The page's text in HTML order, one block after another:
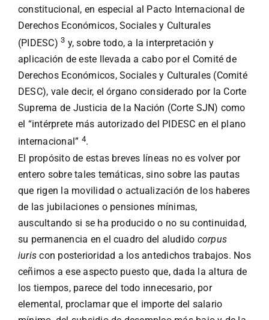
constitucional, en especial al Pacto Internacional de
Derechos Económicos, Sociales y Culturales
(PIDESC)3 y, sobre todo, a la interpretación y
aplicación de este llevada a cabo por el Comité de
Derechos Económicos, Sociales y Culturales (Comité
DESC), vale decir, el órgano considerado por la Corte
Suprema de Justicia de la Nación (Corte SJN) como
el “intérprete más autorizado del PIDESC en el plano
internacional” 4.
El propósito de estas breves líneas no es volver por
entero sobre tales temáticas, sino sobre las pautas
que rigen la movilidad o actualización de los haberes
de las jubilaciones o pensiones mínimas,
auscultando si se ha producido o no su continuidad,
su permanencia en el cuadro del aludido corpus
iuris con posterioridad a los antedichos trabajos. Nos
ceñimos a ese aspecto puesto que, dada la altura de
los tiempos, parece del todo innecesario, por
elemental, proclamar que el importe del salario